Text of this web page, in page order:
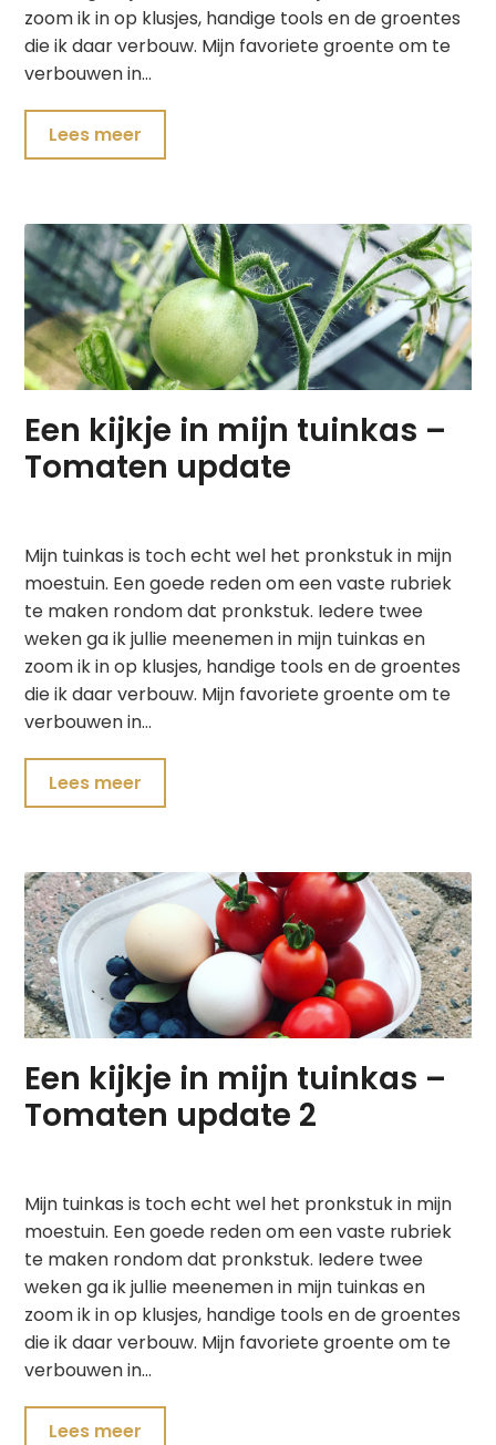
zoom ik in op klusjes, handige tools en de groentes
die ik daar verbouw. Mijn favoriete groente om te
verbouwen in…
Lees meer
Een kijkje in mijn tuinkas –
Tomaten update
Mijn tuinkas is toch echt wel het pronkstuk in mijn
moestuin. Een goede reden om een vaste rubriek
te maken rondom dat pronkstuk. Iedere twee
weken ga ik jullie meenemen in mijn tuinkas en
zoom ik in op klusjes, handige tools en de groentes
die ik daar verbouw. Mijn favoriete groente om te
verbouwen in…
Lees meer
Een kijkje in mijn tuinkas –
Tomaten update 2
Mijn tuinkas is toch echt wel het pronkstuk in mijn
moestuin. Een goede reden om een vaste rubriek
te maken rondom dat pronkstuk. Iedere twee
weken ga ik jullie meenemen in mijn tuinkas en
zoom ik in op klusjes, handige tools en de groentes
die ik daar verbouw. Mijn favoriete groente om te
verbouwen in…
Lees meer